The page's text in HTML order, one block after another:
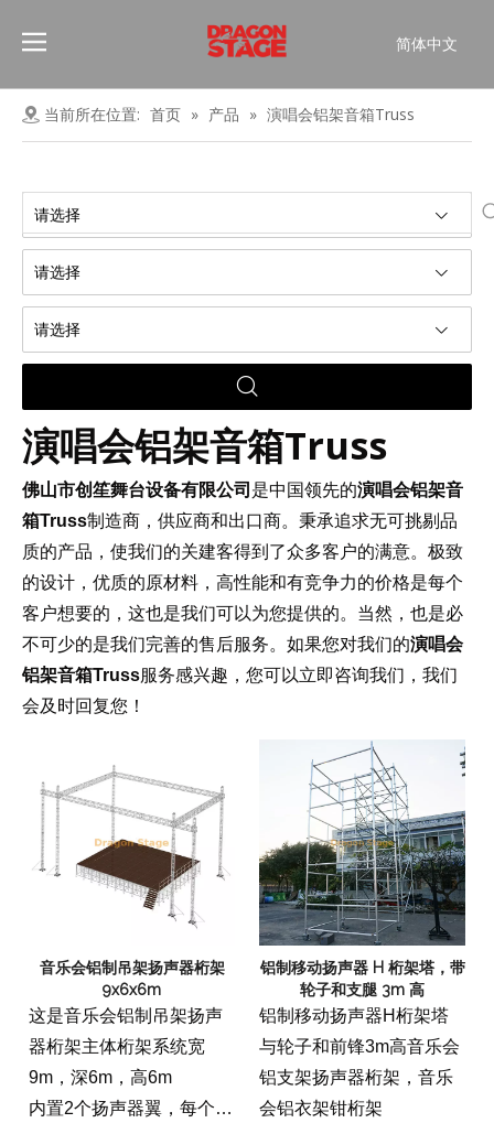
简体中文
Pусский
Español
English
当前所在位置: 首页 » 产品 » 演唱会铝架音箱Truss
请选择
请选择
请选择
演唱会铝架音箱Truss
佛山市创笙舞台设备有限公司 是中国领先的演唱会铝架音
箱Truss制造商，供应商和出口商。秉承追求无可挑剔品
质的产品，使我们的关建客得到了众多客户的满意。极致
的设计，优质的原材料，高性能和有竞争力的价格是每个
客户想要的，这也是我们可以为您提供的。当然，也是必
不可少的是我们完善的售后服务。如果您对我们的演唱会
铝架音箱Truss服务感兴趣，您可以立即咨询我们，我们
会及时回复您！
音乐会铝制吊架扬声器桁架
9x6x6m
这是音乐会铝制吊架扬声
器桁架主体桁架系统宽
9m，深6m，高6m
内置2个扬声器翼，每个
铝制移动扬声器 H 桁架塔，带
轮子和支腿 3m 高
铝制移动扬声器H桁架塔
与轮子和前锋3m高音乐会
铝支架扬声器桁架，音乐
会铝衣架钳桁架